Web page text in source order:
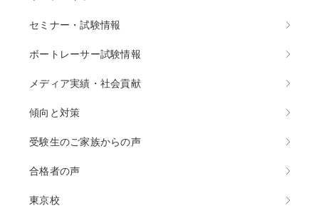
セミナー・試験情報
ボートレーサー試験情報
メディア実績・社会貢献
傾向と対策
受験生のご家族からの声
合格者の声
東京校